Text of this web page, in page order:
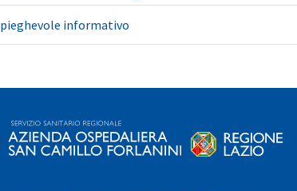
pieghevole informativo